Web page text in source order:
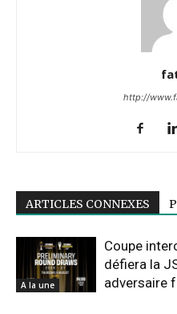
http://
ARTICLES CONNEXES
A la une
Coupe
défiera la
adversaire